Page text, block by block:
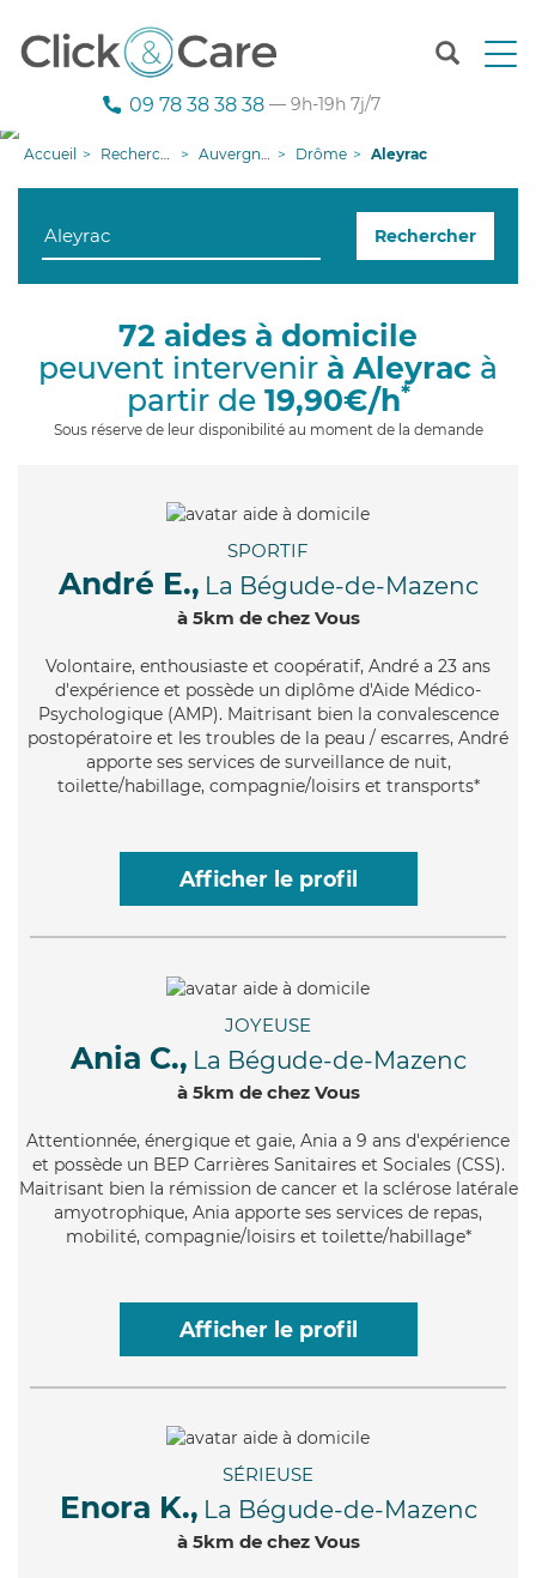
T
n
g
09 78 38 38 38 — 9h-19h 7j/7
Accueil Recherche aide à domicile Auvergne-Rhône-Alpes Drôme Aleyrac
Rechercher
72 aides à domicile
peuvent intervenir à Aleyrac à
partir de 19,90€/h*
Sous réserve de leur disponibilité au moment de la demande
SPORTIF
André E., La Bégude-de-Mazenc
à 5km de chez Vous
Volontaire, enthousiaste et coopératif, André a 23 ans
d'expérience et possède un diplôme d'Aide Médico-
Psychologique (AMP). Maitrisant bien la convalescence
postopératoire et les troubles de la peau / escarres, André
apporte ses services de surveillance de nuit,
toilette/habillage, compagnie/loisirs et transports*
Afficher le profil
JOYEUSE
Ania C., La Bégude-de-Mazenc
à 5km de chez Vous
Attentionnée, énergique et gaie, Ania a 9 ans d'expérience
et possède un BEP Carrières Sanitaires et Sociales (CSS).
Maitrisant bien la rémission de cancer et la sclérose latérale
amyotrophique, Ania apporte ses services de repas,
mobilité, compagnie/loisirs et toilette/habillage*
Afficher le profil
SÉRIEUSE
Enora K., La Bégude-de-Mazenc
à 5km de chez Vous